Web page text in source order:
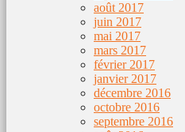
août 2017
juin 2017
mai 2017
mars 2017
février 2017
janvier 2017
décembre 2016
octobre 2016
septembre 2016